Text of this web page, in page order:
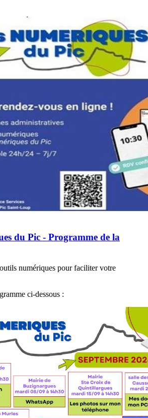
du Pic - Programme de la
numériques pour faciliter votre
ci-dessous :